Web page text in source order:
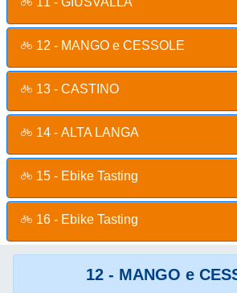
12 - MANGO e CESSOLE
13 - CASTINO
14 - ALTA LANGA
15 - Ebike Tasting
16 - Ebike Tasting
12 - MANGO e